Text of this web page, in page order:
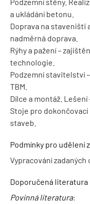
a ukládání betonu.
Doprava na staveništi
nadměrná doprava.
Rýhy a pažení –
technologie.
Podzemní stavitelství
TBM.
Dílce a montáž. Lešení
Stoje pro dokončovací
staveb.
Podmínky pro udělení
Vypracování zadaných
Doporučená literatura
Povinná literatura: